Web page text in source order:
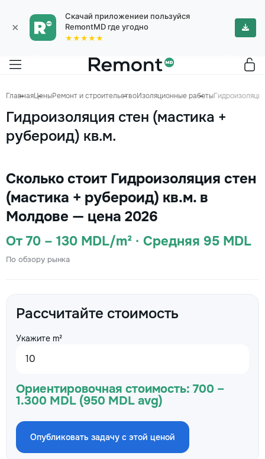
×
Скачай приложениеи пользуйся
RemontMD где угодно
★★★★★
ГлавнаяЦеныРемонт и строительствоИзоляционные работы
Гидроизоляция стен (мастика +
рубероид) кв.м.
Сколько стоит Гидроизоляция стен
(мастика + рубероид) кв.м. в
Молдове — цена 2026
От 70 – 130 MDL/m² · Средняя 95 MDL
По обзору рынка
Рассчитайте стоимость
Укажите m²
Ориентировочная стоимость: 700 –
1.300 MDL (950 MDL avg)
Опубликовать задачу с этой ценой